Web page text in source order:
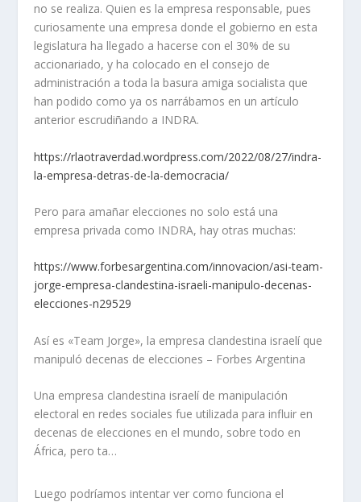
no se realiza. Quien es la empresa responsable, pues
curiosamente una empresa donde el gobierno en esta
legislatura ha llegado a hacerse con el 30% de su
accionariado, y ha colocado en el consejo de
administración a toda la basura amiga socialista que
han podido como ya os narrábamos en un artículo
anterior escrudiñando a INDRA.
https://rlaotraverdad.wordpress.com/2022/08/27/indra-
la-empresa-detras-de-la-democracia/
Pero para amañar elecciones no solo está una
empresa privada como INDRA, hay otras muchas:
https://www.forbesargentina.com/innovacion/asi-team-
jorge-empresa-clandestina-israeli-manipulo-decenas-
elecciones-n29529
Así es «Team Jorge», la empresa clandestina israelí que
manipuló decenas de elecciones – Forbes Argentina
Una empresa clandestina israelí de manipulación
electoral en redes sociales fue utilizada para influir en
decenas de elecciones en el mundo, sobre todo en
África, pero ta…
Luego podríamos intentar ver como funciona el